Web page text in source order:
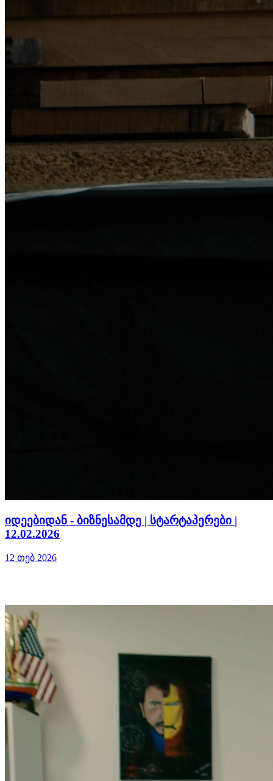
იდეებიდან - ბიზნესამდე | სტარტაპერები |
12.02.2026
12 თებ 2026